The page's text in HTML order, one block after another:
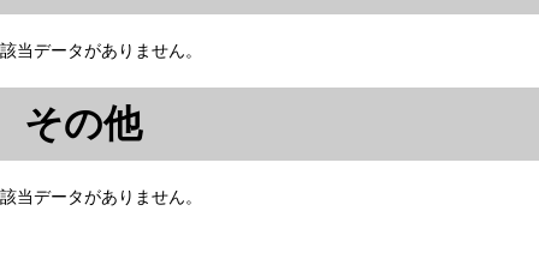
該当データがありません。
その他
該当データがありません。